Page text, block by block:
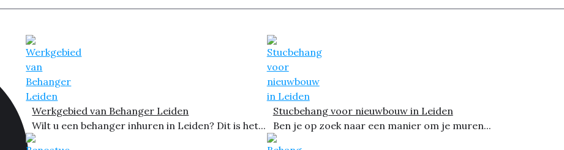
Werkgebied van Behanger Leiden
Wilt u een behanger inhuren in Leiden? Dit is het...
Stucbehang voor nieuwbouw in Leiden
Ben je op zoek naar een manier om je muren...